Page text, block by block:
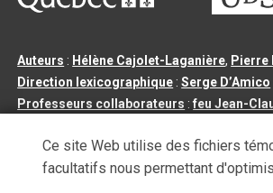
Auteurs : Hélène Cajolet-Laganière, Pierre
Direction lexicographique :Serge D’Amico
Professeurs collaborateurs :feu Jean-
Tous droits réservés©Université de
Ce site Web utilise des fichiers
facultatifs nous permettant